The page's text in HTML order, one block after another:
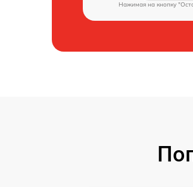
Нажимая на кнопку